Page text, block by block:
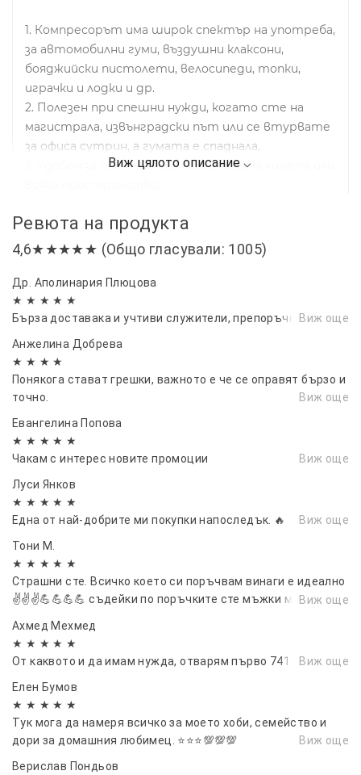
1. Компресорът има широк спектър на употреба,
за автомобилни гуми, въздушни клаксони,
бояджийски пистолети, велосипеди, топки,
играчки и лодки и др.
2. Полезен при спешни нужди, когато сте на
магистрала, извънградски път или се втурвате
за офиса сутрин, а гумата е спаднала.
3. Удобен за поставяне в багажника на колата или
Ревюта на продукта
4,6★★★★★ (Общо гласували: 1005)
Др. Аполинария Плюцова
★ ★ ★ ★ ★
Бърза доставака и учтиви служители, препоръчвам!Виж още
Анжелина Добрева
★ ★ ★ ★
Понякога стават грешки, важното е че се оправят бързо и
точно.
Виж още
Евангелина Попова
★ ★ ★ ★ ★
Чакам с интерес новите промоции
Виж още
Луси Янков
★ ★ ★ ★ ★
Една от най-добрите ми покупки напоследък. 🔥
Виж още
Тони М.
★ ★ ★ ★ ★
Страшни сте. Всичко което си поръчвам винаги е идеално
✌️✌️✌️💪💪💪💪 съдейки по поръчките сте мъжки момччета
Виж още
Ахмед Мехмед
★ ★ ★ ★ ★
От каквото и да имам нужда, отварям първо 741.
Виж още
Елен Бумов
★ ★ ★ ★ ★
Тук мога да намеря всичко за моето хоби, семейство и
дори за домашния любимец. ⭐⭐⭐💯💯💯
Виж още
Верислав Пондьов